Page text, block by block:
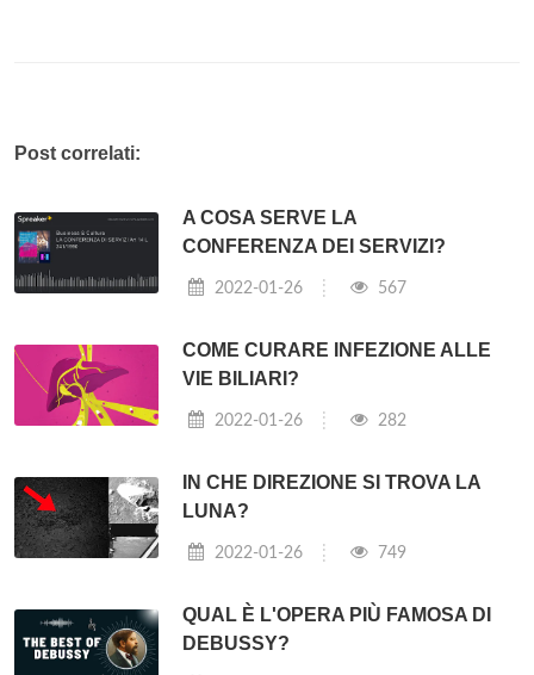
Post correlati:
A COSA SERVE LA
CONFERENZA DEI SERVIZI?
2022-01-26 567
COME CURARE INFEZIONE ALLE
VIE BILIARI?
2022-01-26 282
IN CHE DIREZIONE SI TROVA LA
LUNA?
2022-01-26 749
QUAL È L'OPERA PIÙ FAMOSA DI
DEBUSSY?